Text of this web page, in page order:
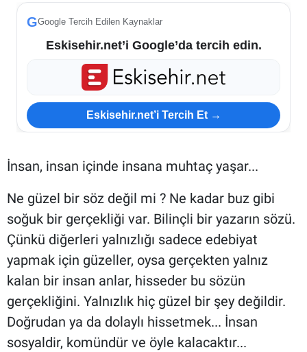
GGoogle Tercih Edilen Kaynaklar
Eskisehir.net’i Google’da tercih edin.
Eskisehir.net’i Tercih Et →
İnsan, insan içinde insana muhtaç yaşar...
Ne güzel bir söz değil mi ? Ne kadar buz gibi
soğuk bir gerçekliği var. Bilinçli bir yazarın sözü.
Çünkü diğerleri yalnızlığı sadece edebiyat
yapmak için güzeller, oysa gerçekten yalnız
kalan bir insan anlar, hisseder bu sözün
gerçekliğini. Yalnızlık hiç güzel bir şey değildir.
Doğrudan ya da dolaylı hissetmek... İnsan
sosyaldir, komündür ve öyle kalacaktır...
ESKİŞEHİR NÖBETÇİ ECZANELER
Eskişehir Hava Durumu
Eskişehir Tramvay Saatleri
Eskişehir Otobüs Saatleri